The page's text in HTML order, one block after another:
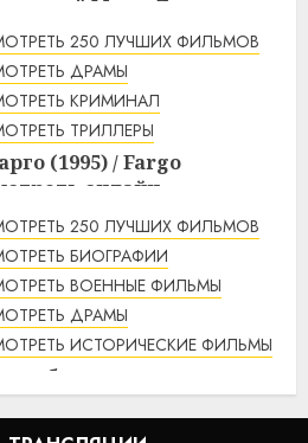
Макс: Дорога
(2015) / Mad Max: Fury
смотреть онлайн
07.08.2026
250 ЛУЧШИХ ФИЛЬМОВ
ДРАМЫ
КРИМИНАЛ
ТРИЛЛЕРЫ
(1995) / Fargo
онлайн
07.08.2026250 ЛУЧШИХ ФИЛЬМОВ
БИОГРАФИИ
ВОЕННЫЕ ФИЛЬМЫ
ДРАМЫ
ИСТОРИЧЕСКИЕ ФИЛЬМЫ
соображениям совести
/ Hacksaw Ridge